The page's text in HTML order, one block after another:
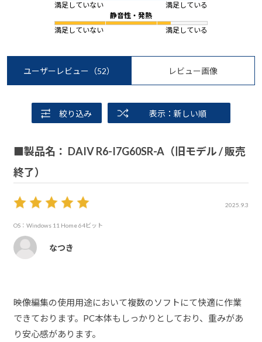
満足していない
満足している
静音性・発熱
満足していない
満足している
ユーザーレビュー （52） レビュー画像
絞り込み 表示：新しい順
■製品名： DAIV R6-I7G60SR-A（旧モデル / 販売
終了）
2025.9.3
OS：Windows 11 Home 64ビット
なつき
映像編集の使用用途において複数のソフトにて快適に作業
できております。PC本体もしっかりとしており、重みがあ
り安心感があります。